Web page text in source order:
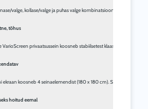
valge, kollase/valge ja puhas valge kombinatsioonidega on
tõhus
privaatsussein koosneb stabiilsetest klaaskiudvarrastest,
ekraan koosneb 4 seinaelemendist (180 x 180 cm). Seina algusesse
hoitud eemal